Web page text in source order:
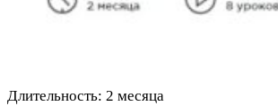
Длительность: 2 месяца